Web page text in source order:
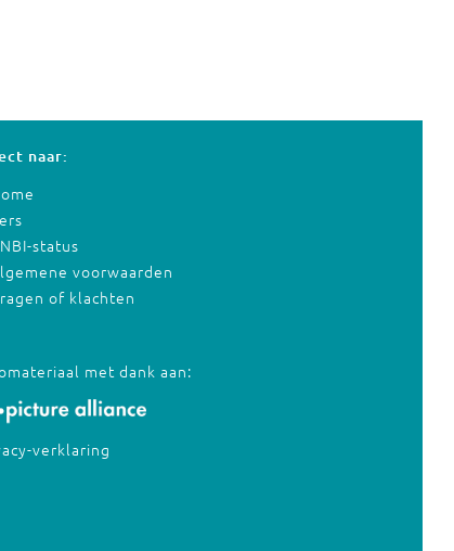
naar:
status
voorwaarden
of klachten
met dank aan:
verklaring